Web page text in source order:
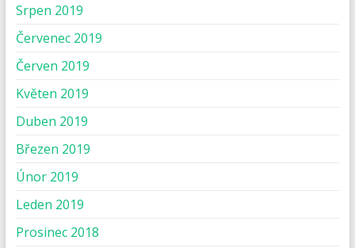
Srpen 2019
Červenec 2019
Červen 2019
Květen 2019
Duben 2019
Březen 2019
Únor 2019
Leden 2019
Prosinec 2018